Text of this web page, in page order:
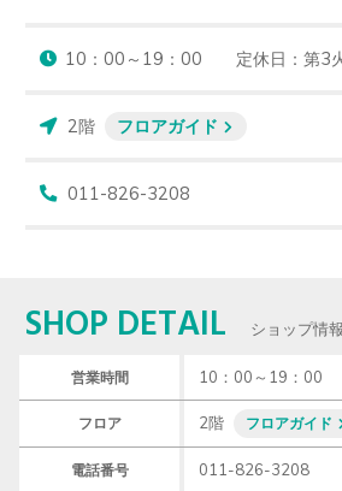
10：00～19：00　　定休日：第3
2階 フロアガイド
011-826-3208
SHOP DETAIL ショップ情報
営業時間 10：00～19：00　
フロア 2階 フロアガイド
電話番号 011-826-3208